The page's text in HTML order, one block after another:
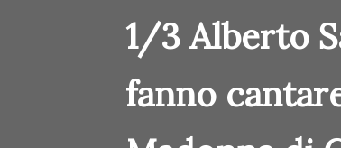
1/3 Alberto
fanno